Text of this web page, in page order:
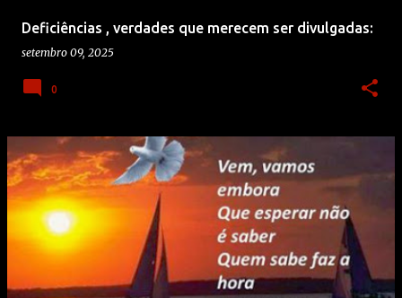
Deficiências , verdades que merecem ser divulgadas:
setembro 09, 2025
0